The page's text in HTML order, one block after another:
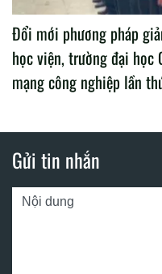
Đổi mới phương pháp
học viện, trường đại học
mạng công nghiệp lần
Gửi tin nhắn